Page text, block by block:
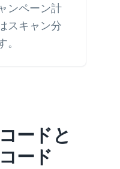
ンペーン計
スキャン分
ードと
ード